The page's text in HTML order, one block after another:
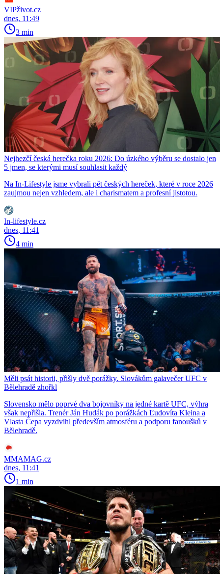
VIPživot.cz
dnes, 11:49
3 min
Nejhezčí česká herečka roku 2026: Do úzkého výběru se dostalo jen
5 jmen, se kterými musí souhlasit každý
Na In-Lifestyle jsme vybrali pět českých hereček, které v roce 2026
zaujmou nejen vzhledem, ale i charismatem a profesní jistotou.
In-lifestyle.cz
dnes, 11:41
4 min
Měli psát historii, přišly dvě porážky. Slovákům galavečer UFC v
Bělehradě zhořkl
Slovensko mělo poprvé dva bojovníky na jedné kartě UFC, výhra
však nepřišla. Trenér Ján Hudák po porážkách Ľudovíta Kleina a
Vlasta Čepa vyzdvihl především atmosféru a podporu fanoušků v
Bělehradě.
MMAMAG.cz
dnes, 11:41
1 min